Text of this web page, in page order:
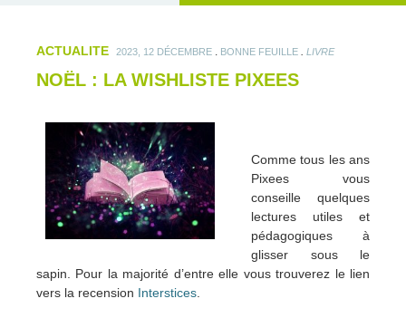
ACTUALITE 2023, 12 DÉCEMBRE BONNE FEUILLE LIVRE
NOËL : LA WISHLISTE PIXEES
Comme tous les ans
Pixees vous
conseille quelques
lectures utiles et
pédagogiques à
glisser sous le
sapin. Pour la majorité d’entre elle vous trouverez le lien
vers la recension Interstices.